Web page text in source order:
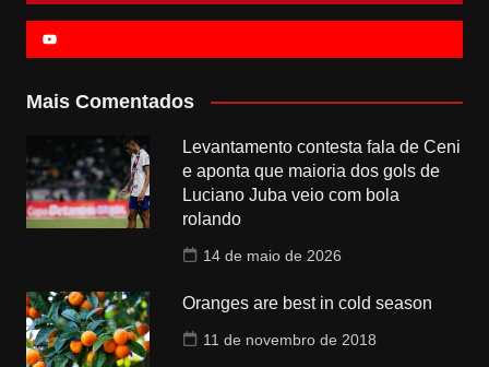
Mais Comentados
Levantamento contesta fala de Ceni
e aponta que maioria dos gols de
Luciano Juba veio com bola
rolando
14 de maio de 2026
Oranges are best in cold season
11 de novembro de 2018